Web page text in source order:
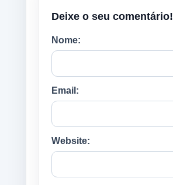
Deixe o seu comentário!
Nome:
Email:
Website: